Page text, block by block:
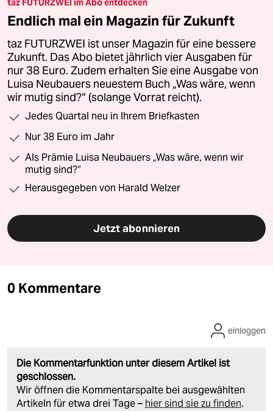
taz FUTURZWEI im Abo entdecken
Endlich mal ein Magazin für Zukunft
taz FUTURZWEI ist unser Magazin für eine bessere
Zukunft. Das Abo bietet jährlich vier Ausgaben für
nur 38 Euro. Zudem erhalten Sie eine Ausgabe von
Luisa Neubauers neuestem Buch „Was wäre, wenn
wir mutig sind?“ (solange Vorrat reicht).
Jedes Quartal neu in Ihrem Briefkasten
Nur 38 Euro im Jahr
Als Prämie Luisa Neubauers „Was wäre, wenn wir
mutig sind?“
Herausgegeben von Harald Welzer
Jetzt abonnieren
0 Kommentare
Die Kommentarfunktion unter diesem Artikel ist
geschlossen.
Wir öffnen die Kommentarspalte bei ausgewählten
Artikeln für etwa drei Tage – hier sind sie zu finden.
einloggen